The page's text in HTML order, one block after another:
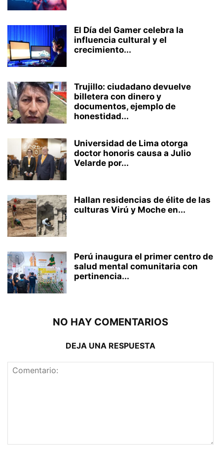
El Día del Gamer celebra la
influencia cultural y el
crecimiento...
Trujillo: ciudadano devuelve
billetera con dinero y
documentos, ejemplo de
honestidad...
Universidad de Lima otorga
doctor honoris causa a Julio
Velarde por...
Hallan residencias de élite de las
culturas Virú y Moche en...
Perú inaugura el primer centro de
salud mental comunitaria con
pertinencia...
NO HAY COMENTARIOS
DEJA UNA RESPUESTA